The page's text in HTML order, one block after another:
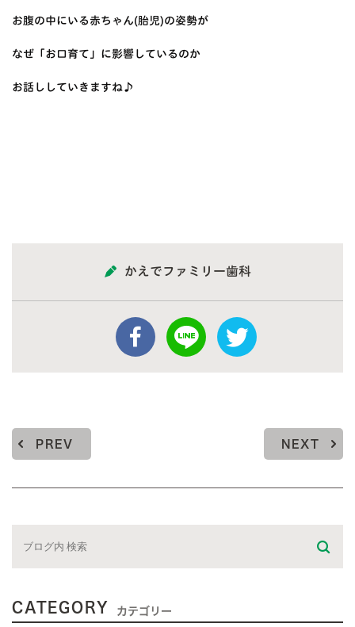
お腹の中にいる赤ちゃん(胎児)の姿勢が
なぜ「お口育て」に影響しているのか
お話ししていきますね♪
かえでファミリー歯科
PREV NEXT
CATEGORY カテゴリー